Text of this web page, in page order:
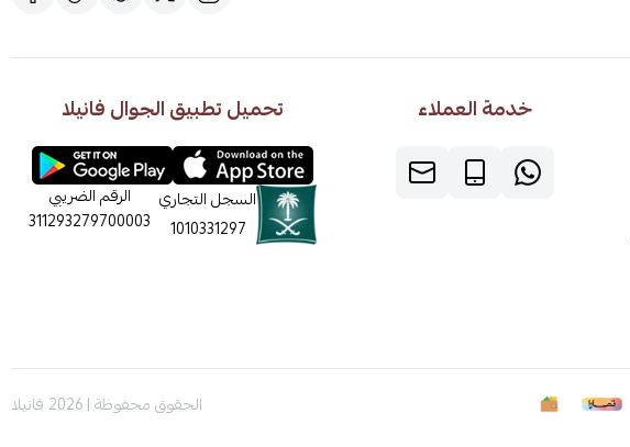
خدمة العملاء تحميل تطبيق الجوال فانيلا
السجل التجاري
1010331297
الرقم الضريبي
311293279700003
الحقوق محفوظة | 2026 فانيلا